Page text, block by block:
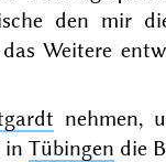
den mir
Weitere
nehmen,
in Tübingen die